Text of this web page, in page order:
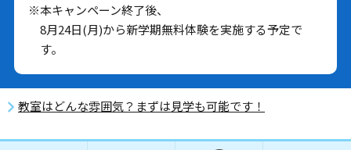
※本キャンペーン終了後、
8月24日(月)から新学期無料体験を実施する予定で
す。
教室はどんな雰囲気？まずは見学も可能です！